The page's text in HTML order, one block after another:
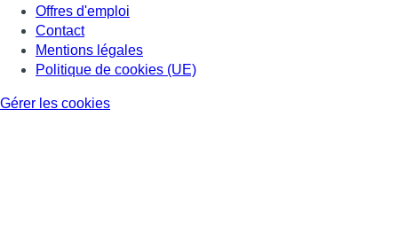
Offres d'emploi
Contact
Mentions légales
Politique de cookies (UE)
Gérer les cookies